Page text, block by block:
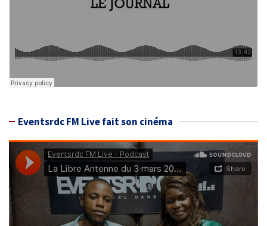
Eventsrdc FM Live fait son cinéma